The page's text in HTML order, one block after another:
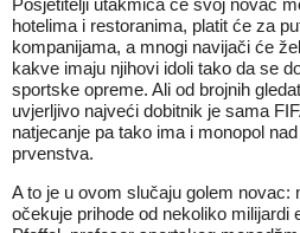
Posjetitelji utakmica će svoj novac
hotelima i restoranima, platit će za
kompanijama, a mnogi navijači će
kakve imaju njihovi idoli tako da se
sportske opreme. Ali od brojnih
uvjerljivo najveći dobitnik je sama
natjecanje pa tako ima i monopol
prvenstva.
A to je u ovom slučaju golem novac:
očekuje prihode od nekoliko milijardi